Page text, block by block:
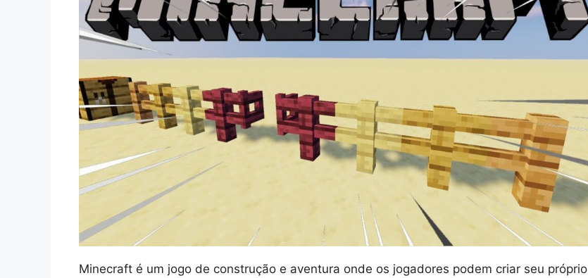
Minecraft é um jogo de construção e aventura onde os jogadores podem criar seu próprio